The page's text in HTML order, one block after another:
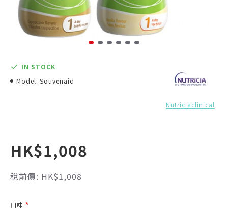
HK$1,008
稅前價: HK$1,008
IN STOCK
Model: Souvenaid
Nutriciaclinical
口味